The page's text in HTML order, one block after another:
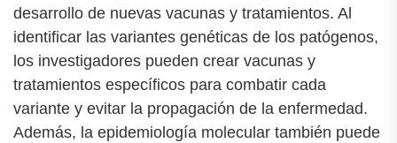
desarrollo de nuevas vacunas y tratamientos. Al
identificar las variantes genéticas de los patógenos,
los investigadores pueden crear vacunas y
tratamientos específicos para combatir cada
variante y evitar la propagación de la enfermedad.
Además, la epidemiología molecular también puede